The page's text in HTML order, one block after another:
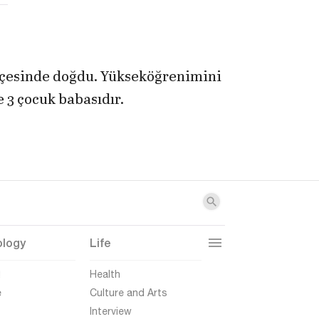
doğdu. Yükseköğrenimini
çocuk babasıdır.
Life
Health
Culture and Arts
Interview